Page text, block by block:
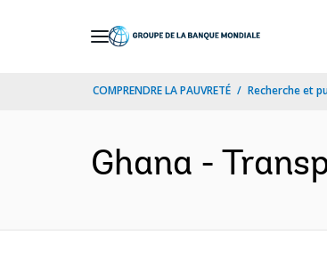
COMPRENDRE LA PAUVRETÉ Recherche et
Ghana -